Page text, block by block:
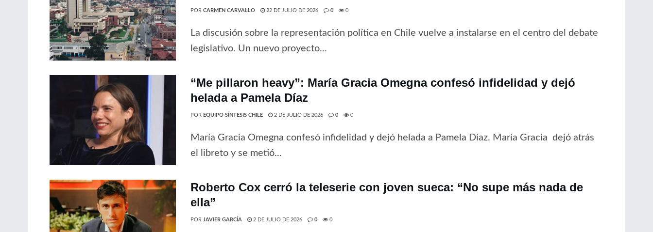
POR CARMEN CARVALLO 22 DE JULIO DE 2026 0 0
La discusión sobre la representación política en Chile vuelve a instalarse en el centro del debate
legislativo. Un nuevo proyecto...
“Me pillaron heavy”: María Gracia Omegna confesó infidelidad y dejó
helada a Pamela Díaz
POR EQUIPO SÍNTESIS CHILE 2 DE JULIO DE 2026 0 0
María Gracia Omegna confesó infidelidad y dejó helada a Pamela Díaz. María Gracia dejó atrás
el libreto y se metió...
Roberto Cox cerró la teleserie con joven sueca: “No supe más nada de
ella”
POR JAVIER GARCÍA 2 DE JULIO DE 2026 0 0